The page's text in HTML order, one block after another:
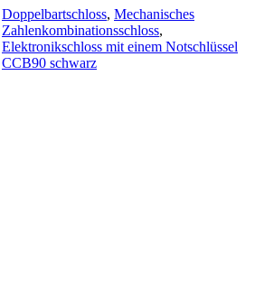
Doppelbartschloss, Mechanisches
Zahlenkombinationsschloss,
Elektronikschloss mit einem Notschlüssel
CCB90 schwarz